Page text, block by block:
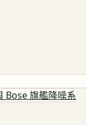
Bose 旗艦降噪系